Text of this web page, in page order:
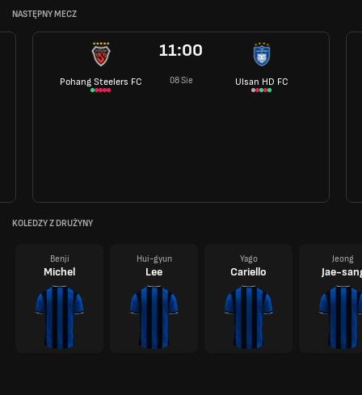
NASTĘPNY MECZ
Pohang Steelers FC
11:00
08 Sie Ulsan HD FC
KOLEDZY Z DRUŻYNY
Benji
Michel
Hui-gyun
Lee
Yago
Cariello
Jeong
Jae-